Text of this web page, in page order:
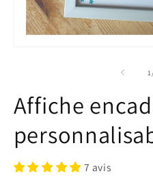
une
fenêtre
1
Affiche
7 avis